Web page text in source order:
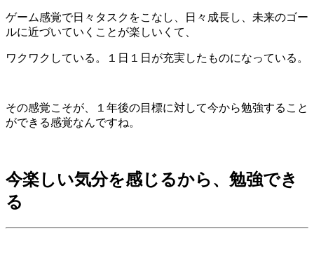
ゲーム感覚で日々タスクをこなし、日々成長し、未来のゴー
ルに近づいていくことが楽しいくて、
ワクワクしている。１日１日が充実したものになっている。
その感覚こそが、１年後の目標に対して今から勉強すること
ができる感覚なんですね。
今楽しい気分を感じるから、勉強でき
る